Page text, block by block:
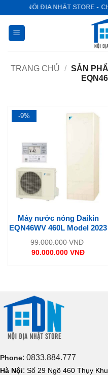
dung
NỘI ĐỊA NHẬT STORE -
TRANG CHỦ / SẢN
-9%
Máy nước nóng Daikin
EQN46WV 460L Model 2023
99.000.000VNĐ
90.000.000 VNĐ
Phone: 0833.884.777
Hà Nội: Số 29 Ngõ 460 Thụy